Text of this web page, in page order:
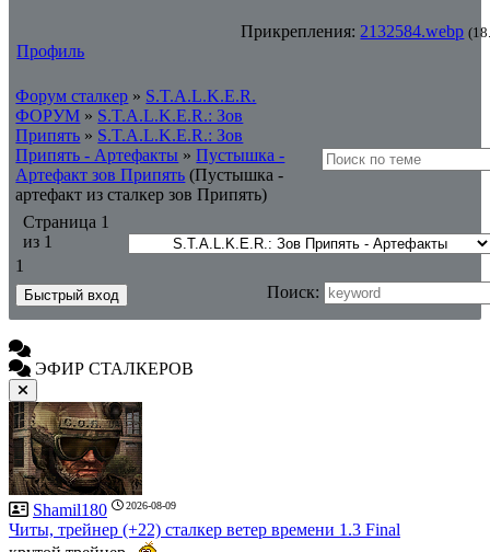
Прикрепления: 2132584.webp
Профиль
Форум сталкер » S.T.A.L.K.E.R.
ФОРУМ » S.T.A.L.K.E.R.: Зов
Припять » S.T.A.L.K.E.R.: Зов
Припять - Артефакты » Пустышка -
Артефакт зов Припять (Пустышка -
артефакт из сталкер зов Припять)
Страница 1
из 1
1
Поиск:
ЭФИР СТАЛКЕРОВ
Shamil180 2026-08-09
Читы, трейнер (+22) сталкер ветер времени 1.3 Final